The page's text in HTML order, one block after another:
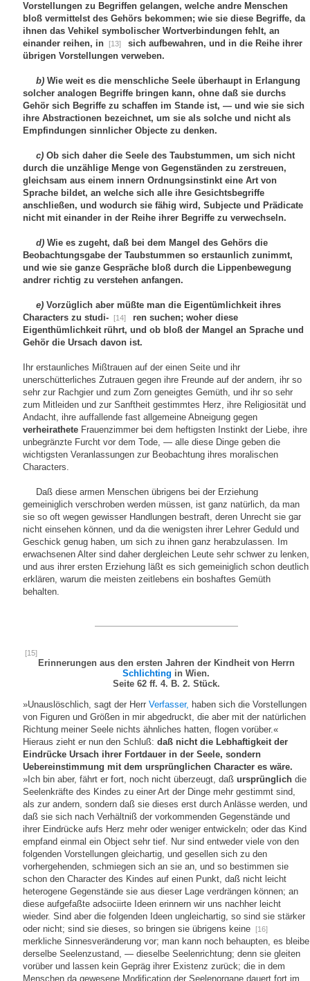
Vorstellungen zu Begriffen gelangen, welche andre Menschen
bloß vermittelst des Gehörs bekommen; wie sie diese Begriffe, da
ihnen das Vehikel symbolischer Wortverbindungen fehlt, an
einander reihen, in
[13]
sich aufbewahren, und in die Reihe ihrer
übrigen Vorstellungen verweben.
b) Wie weit es die menschliche Seele überhaupt in Erlangung
solcher analogen Begriffe bringen kann, ohne daß sie durchs
Gehör sich Begriffe zu schaffen im Stande ist, — und wie sie sich
ihre Abstractionen bezeichnet, um sie als solche und nicht als
Empfindungen sinnlicher Objecte zu denken.
c) Ob sich daher die Seele des Taubstummen, um sich nicht
durch die unzählige Menge von Gegenständen zu zerstreuen,
gleichsam aus einem innern Ordnungsinstinkt eine Art von
Sprache bildet, an welche sich alle ihre Gesichtsbegriffe
anschließen, und wodurch sie fähig wird, Subjecte und Prädicate
nicht mit einander in der Reihe ihrer Begriffe zu verwechseln.
d) Wie es zugeht, daß bei dem Mangel des Gehörs die
Beobachtungsgabe der Taubstummen so erstaunlich zunimmt,
und wie sie ganze Gespräche bloß durch die Lippenbewegung
andrer richtig zu verstehen anfangen.
e) Vorzüglich aber müßte man die Eigentümlichkeit ihres
Characters zu studi-
[14] ren suchen; woher diese
Eigenthümlichkeit rührt, und ob bloß der Mangel an Sprache und
Gehör die Ursach davon ist.
Ihr erstaunliches Mißtrauen auf der einen Seite und ihr
unerschütterliches Zutrauen gegen ihre Freunde auf der andern, ihr so
sehr zur Rachgier und zum Zorn geneigtes Gemüth, und ihr so sehr
zum Mitleiden und zur Sanftheit gestimmtes Herz, ihre Religiosität und
Andacht, ihre auffallende fast allgemeine Abneigung gegen
verheirathete Frauenzimmer bei dem heftigsten Instinkt der Liebe, ihre
unbegränzte Furcht vor dem Tode, — alle diese Dinge geben die
wichtigsten Veranlassungen zur Beobachtung ihres moralischen
Characters.
Daß diese armen Menschen übrigens bei der Erziehung
gemeiniglich verschroben werden müssen, ist ganz natürlich, da man
sie so oft wegen gewisser Handlungen bestraft, deren Unrecht sie gar
nicht einsehen können, und da die wenigsten ihrer Lehrer Geduld und
Geschick genug haben, um sich zu ihnen ganz herabzulassen. Im
erwachsenen Alter sind daher dergleichen Leute sehr schwer zu lenken,
und aus ihrer ersten Erziehung läßt es sich gemeiniglich schon deutlich
erklären, warum die meisten zeitlebens ein boshaftes Gemüth
behalten.
[15]
Erinnerungen aus den ersten Jahren der Kindheit von Herrn
Schlichting in Wien.
Seite 62 ff. 4. B. 2. Stück.
»Unauslöschlich, sagt der Herr Verfasser, haben sich die Vorstellungen
von Figuren und Größen in mir abgedruckt, die aber mit der natürlichen
Richtung meiner Seele nichts ähnliches hatten, flogen vorüber.«
Hieraus zieht er nun den Schluß: daß nicht die Lebhaftigkeit der
Eindrücke Ursach ihrer Fortdauer in der Seele, sondern
Uebereinstimmung mit dem ursprünglichen Character es wäre.
»Ich bin aber, fährt er fort, noch nicht überzeugt, daß ursprünglich die
Seelenkräfte des Kindes zu einer Art der Dinge mehr gestimmt sind,
als zur andern, sondern daß sie dieses erst durch Anlässe werden, und
daß sie sich nach Verhältniß der vorkommenden Gegenstände und
ihrer Eindrücke aufs Herz mehr oder weniger entwickeln; oder das Kind
empfand einmal ein Object sehr tief. Nur sind entweder viele von den
folgenden Vorstellungen gleichartig, und gesellen sich zu den
vorhergehenden, schmiegen sich an sie an, und so bestimmen sie
schon den Character des Kindes auf einen Punkt, daß nicht leicht
heterogene Gegenstände sie aus dieser Lage verdrängen können; an
diese aufgefaßte adsociirte Ideen erinnern wir uns nachher leicht
wieder. Sind aber die folgenden Ideen ungleichartig, so sind sie stärker
oder nicht; sind sie dieses, so bringen sie übrigens keine
[16]
merkliche Sinnesveränderung vor; man kann noch behaupten, es bleibe
derselbe Seelenzustand, — dieselbe Seelenrichtung; denn sie gleiten
vorüber und lassen kein Gepräg ihrer Existenz zurück; die in dem
Menschen da gewesene Modification der Seelenorgane dauert fort im